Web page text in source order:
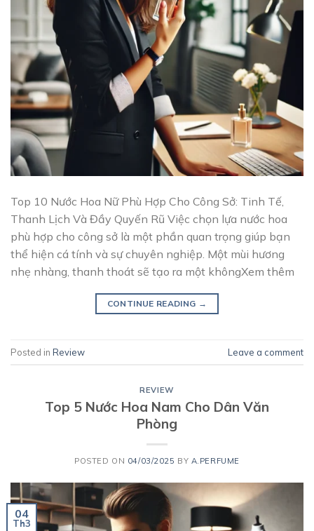
Top 10 Nước Hoa Nữ Phù Hợp Cho Công Sở: Tinh Tế,
Thanh Lịch Và Đầy Quyến Rũ Việc chọn lựa nước hoa
phù hợp cho công sở là một phần quan trọng giúp bạn
thể hiện cá tính và sự chuyên nghiệp. Một mùi hương
nhẹ nhàng, thanh thoát sẽ tạo ra một khôngXem thêm
CONTINUE READING →
Posted in Review Leave a comment
REVIEW
Top 5 Nước Hoa Nam Cho Dân Văn
Phòng
POSTED ON 04/03/2025 BY A.PERFUME
04
Th3